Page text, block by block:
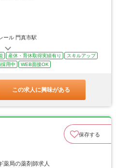
ール 門真市駅
産休・育休取得実績有り
スキルアップ
用中 WEB面接OK
この求人に興味がある
保存する
局の薬剤師求人